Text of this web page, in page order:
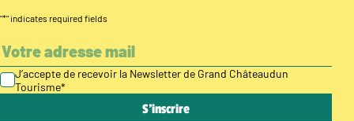
"*" indicates required fields
J’accepte de recevoir la Newsletter de Grand Châteaudun
Tourisme*